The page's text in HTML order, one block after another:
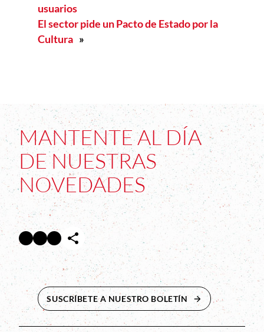
usuarios
El sector pide un Pacto de Estado por la
Cultura »
MANTENTE AL DÍA
DE NUESTRAS
NOVEDADES
Facebook Abre en nueva ventana
Twitter Abre en nueva ventana
InstagramAbre en nueva ventana
SUSCRÍBETE A NUESTRO BOLETÍN ABRE EN NUEVA